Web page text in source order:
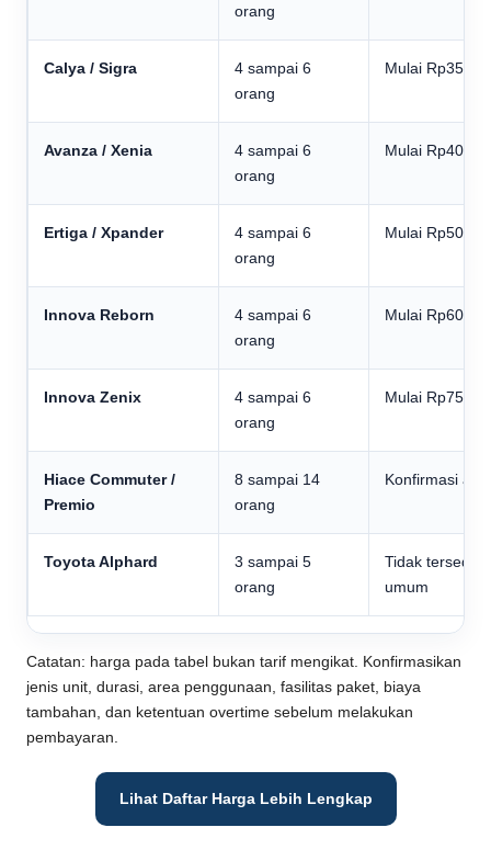
orang
Calya / Sigra
4 sampai 6
orang
Mulai
Avanza / Xenia
4 sampai 6
orang
Mulai
Ertiga / Xpander
4 sampai 6
orang
Mulai
Innova Reborn
4 sampai 6
orang
Mulai
Innova Zenix
4 sampai 6
orang
Mulai
Hiace Commuter /
Premio
8 sampai 14
orang
Konfirmasi
Toyota Alphard
3 sampai 5
orang
Tidak tersedia
umum
Catatan: harga pada tabel bukan tarif mengikat. Konfirmasikan
jenis unit, durasi, area penggunaan, fasilitas paket, biaya
tambahan, dan ketentuan overtime sebelum melakukan
pembayaran.
Lihat Daftar Harga Lebih Lengkap